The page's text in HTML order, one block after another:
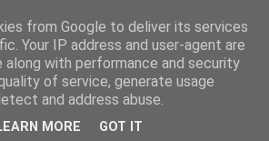
from Google to deliver its services
Your IP address and user-agent are
along with performance and security
of service, generate usage
and address abuse.
MORE GOT IT